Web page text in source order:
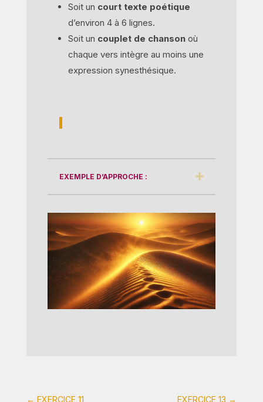
Soit un court texte poétique
d’environ 4 à 6 lignes.
Soit un couplet de chansonoù
chaque vers intègre au moins une
expression synesthésique.
EXEMPLE D’APPROCHE :
← EXERCICE 11 EXERCICE 13 →